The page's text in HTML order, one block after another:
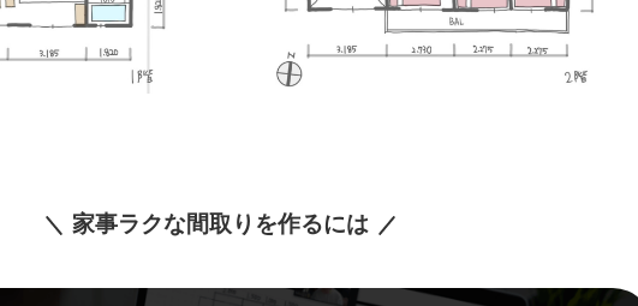
家事ラクな間取りを作るには